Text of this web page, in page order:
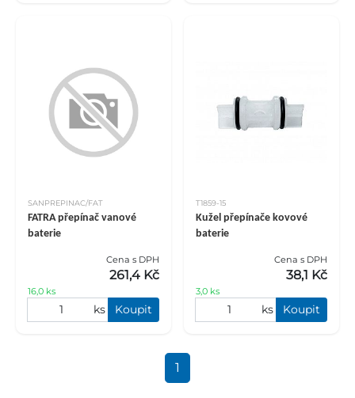
SANPREPINAC/FAT
FATRA přepínač vanové
baterie
Cena s DPH
261,4 Kč
16,0 ks
ks Koupit
T1859-15
Kužel přepínače kovové
baterie
Cena s DPH
38,1 Kč
3,0 ks
ks Koupit
1